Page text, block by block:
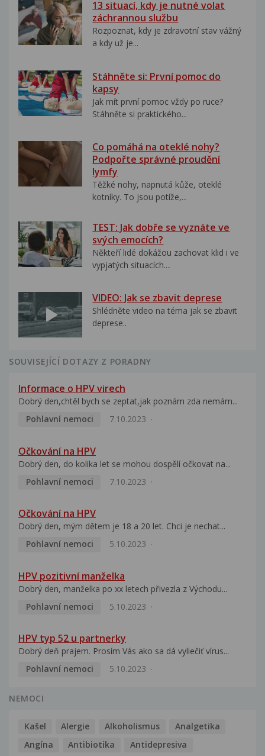
13 situací, kdy je nutné volat
záchrannou službu
Rozpoznat, kdy je zdravotní stav vážný
a kdy už je...
Stáhněte si: První pomoc do
kapsy
Jak mít první pomoc vždy po ruce?
Stáhněte si praktického...
Co pomáhá na oteklé nohy?
Podpořte správné proudění
lymfy
Těžké nohy, napnutá kůže, oteklé
kotníky. To jsou potíže,...
TEST: Jak dobře se vyznáte ve
svých emocích?
Někteří lidé dokážou zachovat klid i ve
vypjatých situacích....
VIDEO: Jak se zbavit deprese
Shlédněte video na téma jak se zbavit
deprese..
SOUVISEJÍCÍ DOTAZY Z PORADNY
Informace o HPV virech
Dobrý den,chtěl bych se zeptat,jak poznám zda nemám...
Pohlavní nemoci
7.10.2023
Očkování na HPV
Dobrý den, do kolika let se mohou dospělí očkovat na...
Pohlavní nemoci
7.10.2023
Očkování na HPV
Dobrý den, mým dětem je 18 a 20 let. Chci je nechat...
Pohlavní nemoci
5.10.2023
HPV pozitivní manželka
Dobrý den, manželka po xx letech přivezla z Východu...
Pohlavní nemoci
5.10.2023
HPV typ 52 u partnerky
Dobrý deň prajem. Prosím Vás ako sa dá vyliečiť vírus...
Pohlavní nemoci
5.10.2023
NEMOCI
Kašel Alergie Alkoholismus
Analgetika
Angína
Antibiotika
Antidepresiva